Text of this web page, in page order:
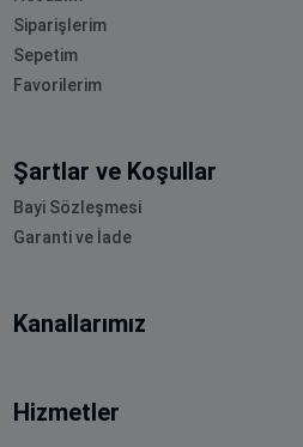
Siparişlerim
Sepetim
Favorilerim
Şartlar ve Koşullar
Bayi Sözleşmesi
Garanti ve İade
Kanallarımız
Hizmetler